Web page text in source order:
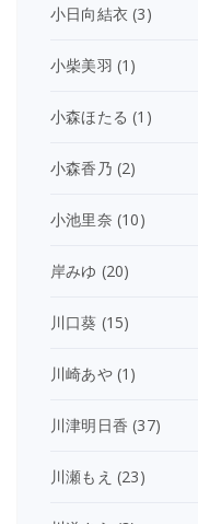
小日向結衣 (3)
小柴美羽 (1)
小森ほたる (1)
小森香乃 (2)
小池里奈 (10)
岸みゆ (20)
川口葵 (15)
川崎あや(1)
川津明日香 (37)
川瀬もえ (23)